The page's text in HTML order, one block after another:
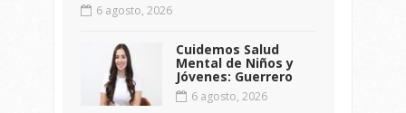
6 agosto, 2026
Cuidemos Salud
Mental de Niños y
Jóvenes: Guerrero
6 agosto, 2026